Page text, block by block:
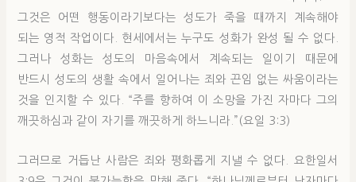
그것은 어떤 행동이라기보다는 성도가 죽을 때까지 계속해야
되는 영적 작업이다. 현세에서는 누구도 성화가 완성 될 수 없다.
그러나 성화는 성도의 마음속에서 계속되는 일이기 때문에
반드시 성도의 생활 속에서 일어나는 죄와 끈임 없는 싸움이라는
것을 인지할 수 있다. “주를 향하여 이 소망을 가진 자마다 그의
깨끗하심과 같이 자기를 깨끗하게 하느니라.”(요일 3:3)
그러므로 거듭난 사람은 죄와 평화롭게 지낼 수 없다. 요한일서